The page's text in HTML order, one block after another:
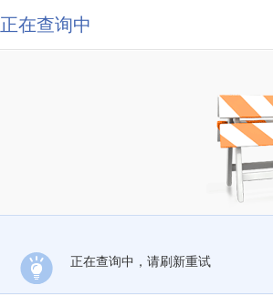
正在查询中
正在查询中，请刷新重试